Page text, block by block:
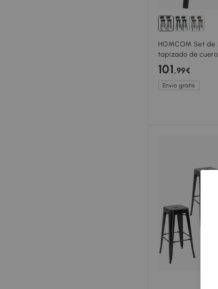
HOMCOM Set
tapizado de
acolchado,
estructura
101 ,99€
Envío gratis